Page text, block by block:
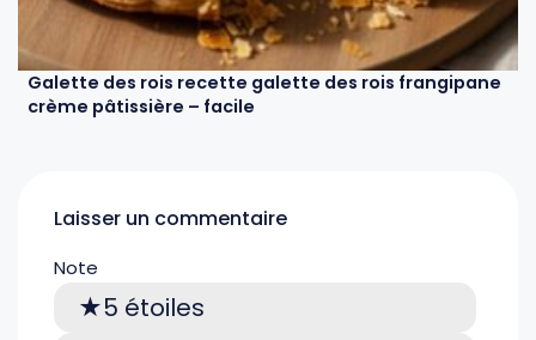
Galette des rois recette galette des rois frangipane
crème pâtissière – facile
Laisser un commentaire
Note
5 étoiles